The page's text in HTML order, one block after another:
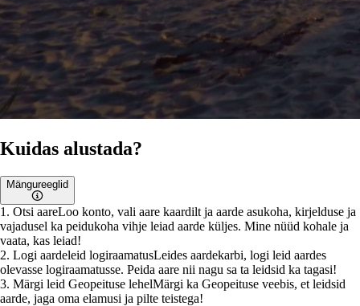
Kuidas alustada?
Mängureeglid
1 . Otsi aareLoo konto, vali aare kaardilt ja aarde asukoha, kirjelduse ja
vajadusel ka peidukoha vihje leiad aarde küljes. Mine nüüd kohale ja
vaata, kas leiad!
2. Logi aardeleid logiraamatusLeides aardekarbi, logi leid aardes
olevasse logiraamatusse. Peida aare nii nagu sa ta leidsid ka tagasi!
3. Märgi leid Geopeituse lehelMärgi ka Geopeituse veebis, et leidsid
aarde, jaga oma elamusi ja pilte teistega!